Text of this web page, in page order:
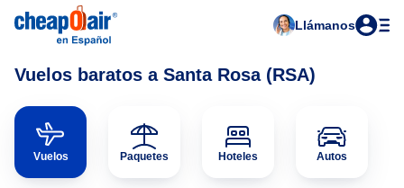
Llámanos
Vuelos baratos a Santa Rosa (RSA)
Vuelos Paquetes Hoteles Autos